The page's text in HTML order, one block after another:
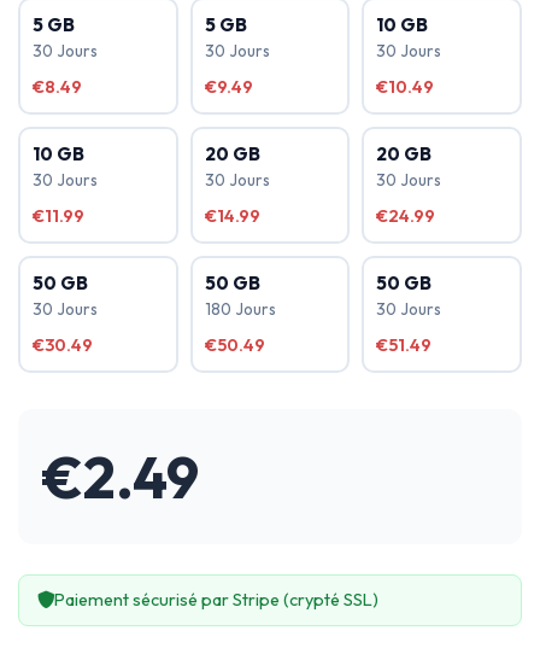
5 GB
30 Jours
€8.49
5 GB
30 Jours
€9.49
10 GB
30 Jours
€10.49
10 GB
30 Jours
€11.99
20 GB
30 Jours
€14.99
20 GB
30 Jours
€24.99
50 GB
30 Jours
€30.49
50 GB
180 Jours
€50.49
50 GB
30 Jours
€51.49
€2.49
Paiement sécurisé par Stripe (crypté SSL)